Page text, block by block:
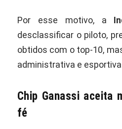
Por esse motivo, a
desclassificar o piloto,
obtidos com o top-10,
administrativa e
Chip Ganassi aceita
fé